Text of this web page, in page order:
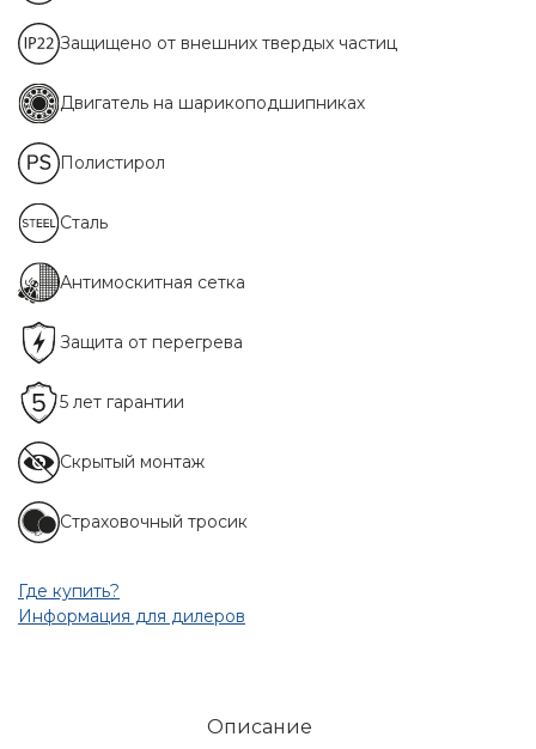
Защищено от внешних твердых частиц
Двигатель на шарикоподшипниках
Полистирол
Сталь
Антимоскитная сетка
Защита от перегрева
5 лет гарантии
Скрытый монтаж
Cтраховочный тросик
Где купить?
Информация для дилеров
Описание